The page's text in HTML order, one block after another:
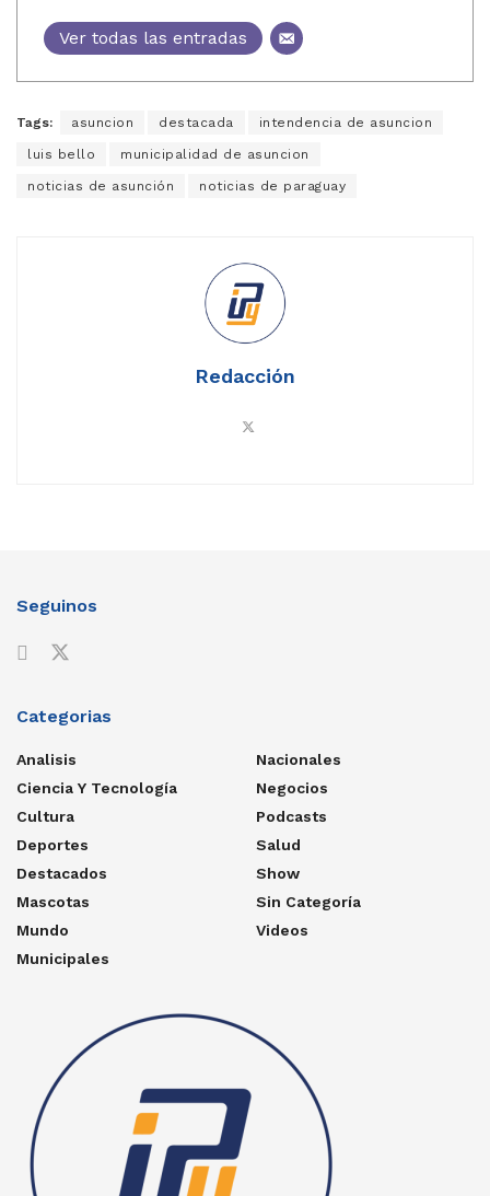
Ver todas las entradas
Tags: asuncion destacada intendencia de asuncion
luis bello municipalidad de asuncion
noticias de asunción noticias de paraguay
Redacción
Seguinos
Categorias
Analisis
Ciencia Y Tecnología
Cultura
Deportes
Destacados
Mascotas
Mundo
Municipales
Nacionales
Negocios
Podcasts
Salud
Show
Sin Categoría
Videos